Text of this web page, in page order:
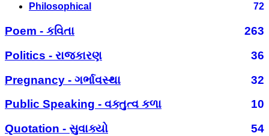
Philosophical 72
Poem - કવિતા
263
Politics - રાજકારણ
36
Pregnancy - ગર્ભાવસ્થા
32
Public Speaking - વક્તુત્વ કળા
10
Quotation - સુવાક્યો
54